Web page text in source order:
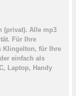
(privat). Alle mp3
Für Ihre
Klingelton, für Ihre
einfach als
Laptop, Handy